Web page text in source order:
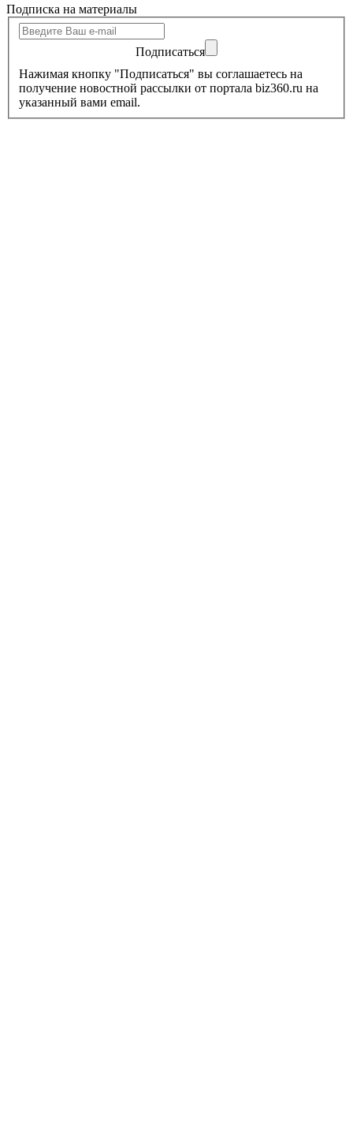
Подписка на материалы
Подписаться
Нажимая кнопку "Подписаться" вы соглашаетесь на
получение новостной рассылки от портала biz360.ru на
указанный вами email.